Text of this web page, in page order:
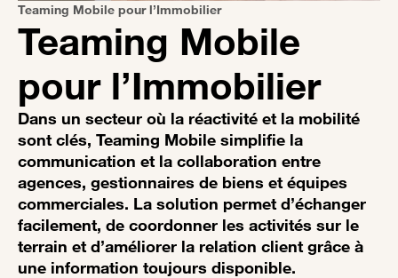
Teaming Mobile pour l’Immobilier
Teaming Mobile
pour l’Immobilier
Dans un secteur où la réactivité et la mobilité
sont clés, Teaming Mobile simplifie la
communication et la collaboration entre
agences, gestionnaires de biens et équipes
commerciales. La solution permet d’échanger
facilement, de coordonner les activités sur le
terrain et d’améliorer la relation client grâce à
une information toujours disponible.